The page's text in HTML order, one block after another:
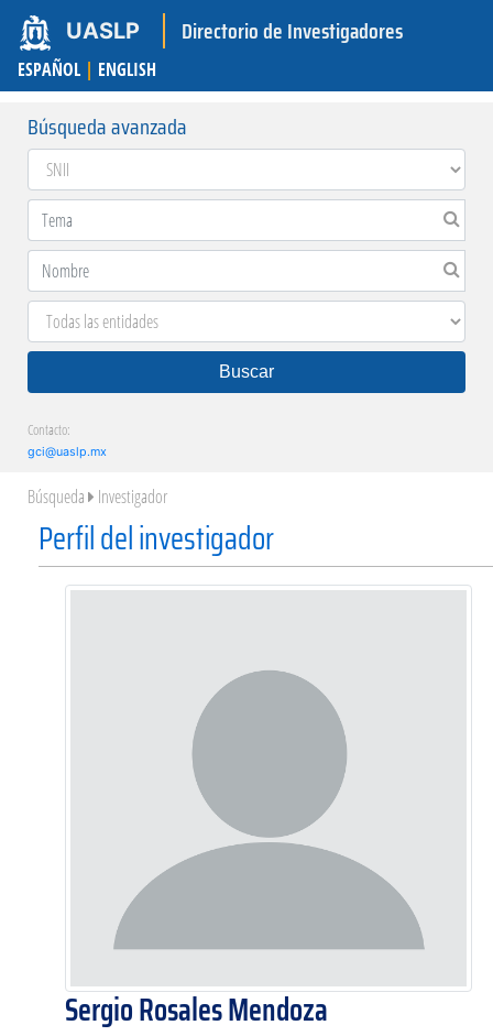
UASLP Directorio de Investigadores
ESPAÑOL | ENGLISH
Búsqueda avanzada
Buscar
Contacto:
gci@uaslp.mx
Búsqueda Investigador
Perfil del investigador
Sergio Rosales Mendoza